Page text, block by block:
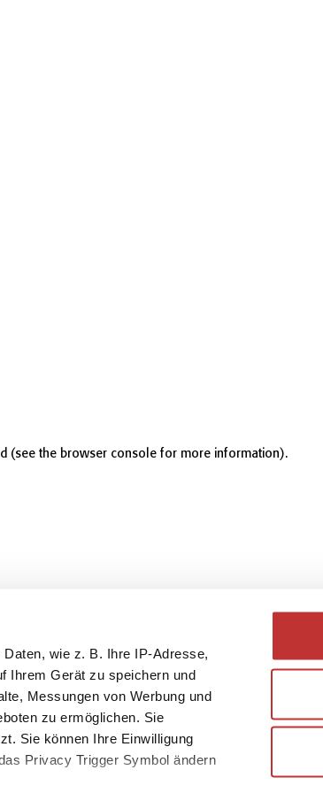
wie z. B. Ihre IP-Adresse,
Ihrem Gerät zu speichern und
Messungen von Werbung und
zu ermöglichen. Sie
Sie können Ihre Einwilligung
Privacy Trigger Symbol ändern
(see the browser console for more information).